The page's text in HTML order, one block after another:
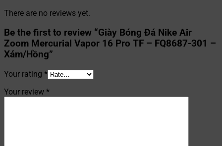
There are no reviews yet.
Be the first to review “Giày Bóng Đá Nike Air
Zoom Mercurial Vapor 16 Pro TF – FQ8687-301 –
Xám/Hồng”
Your rating *
Your review *